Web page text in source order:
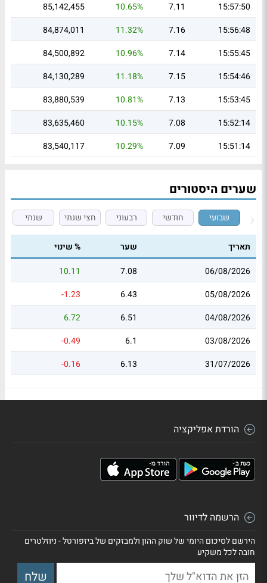
15:57:50
7.11
10.65%
85,142,455
15:56:48
7.16
11.32%
84,874,011
15:55:45
7.14
10.96%
84,500,892
15:54:46
7.15
11.18%
84,130,289
15:53:45
7.13
10.81%
83,880,539
15:52:14
7.08
10.15%
83,635,460
15:51:14
7.09
10.29%
83,540,117
שערים היסטורים
שבועי חודשי רבעוני חצי שנתי שנתי
תאריך שער
% שינוי
06/08/2026
7.08
10.11
05/08/2026
6.43
-1.23
04/08/2026
6.51
6.72
03/08/2026
6.1
-0.49
31/07/2026
6.13
-0.16
הורדת אפליקציה
הרשמה לדיוור
הירשם לסיכום היומי של שוק ההון ולמבזקים של ביזפורטל - ניוזלטרים
חובה לכל משקיע